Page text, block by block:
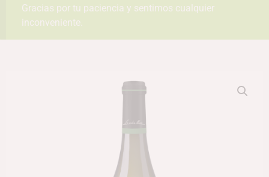
Gracias por tu paciencia y sentimos cualquier
inconveniente.